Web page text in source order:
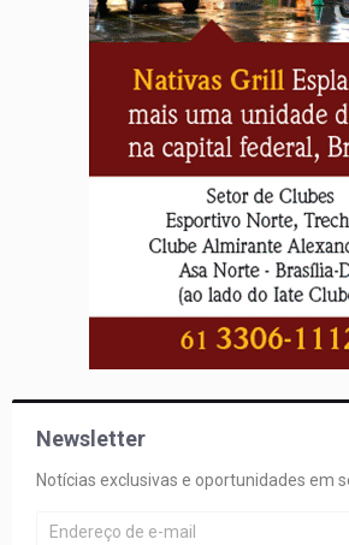
Newsletter
Notícias exclusivas e oportunidades em